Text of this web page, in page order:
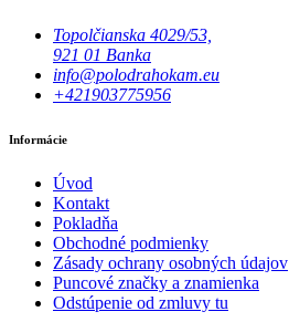
Topolčianska 4029/53,
921 01 Banka
info@polodrahokam.eu
+421903775956
Informácie
Úvod
Kontakt
Pokladňa
Obchodné podmienky
Zásady ochrany osobných údajov
Puncové značky a znamienka
Odstúpenie od zmluvy tu